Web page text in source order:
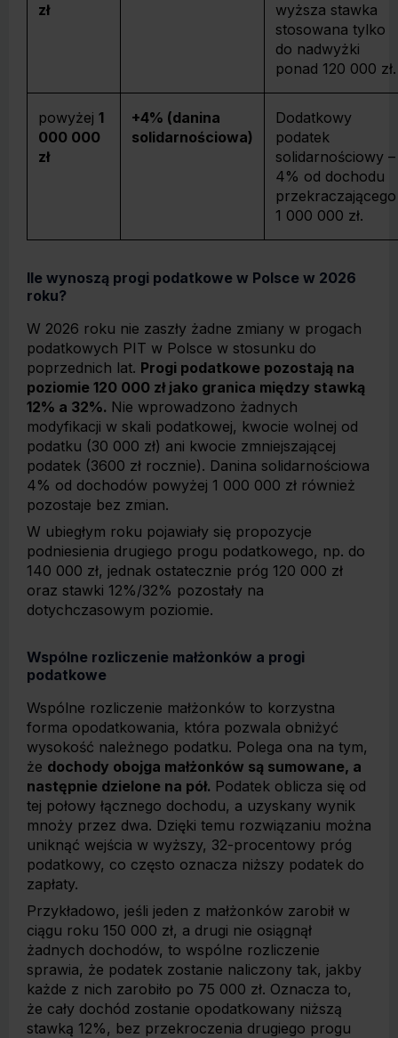
zł
wyższa stawka
stosowana tylko
do nadwyżki
ponad 120 000 zł.
powyżej 1
000 000
zł
+4% (danina
solidarnościowa)
Dodatkowy
podatek
solidarnościowy –
4% od dochodu
przekraczającego
1 000 000 zł.
Ile wynoszą progi podatkowe w Polsce w 2026
roku?
W 2026 roku nie zaszły żadne zmiany w progach
podatkowych PIT w Polsce w stosunku do
poprzednich lat. Progi podatkowe pozostają na
poziomie 120 000 zł jako granica między stawką
12% a 32%. Nie wprowadzono żadnych
modyfikacji w skali podatkowej, kwocie wolnej od
podatku (30 000 zł) ani kwocie zmniejszającej
podatek (3600 zł rocznie). Danina solidarnościowa
4% od dochodów powyżej 1 000 000 zł również
pozostaje bez zmian.
W ubiegłym roku pojawiały się propozycje
podniesienia drugiego progu podatkowego, np. do
140 000 zł, jednak ostatecznie próg 120 000 zł
oraz stawki 12%/32% pozostały na
dotychczasowym poziomie.
Wspólne rozliczenie małżonków a progi
podatkowe
Wspólne rozliczenie małżonków to korzystna
forma opodatkowania, która pozwala obniżyć
wysokość należnego podatku. Polega ona na tym,
że dochody obojga małżonków są sumowane, a
następnie dzielone na pół. Podatek oblicza się od
tej połowy łącznego dochodu, a uzyskany wynik
mnoży przez dwa. Dzięki temu rozwiązaniu można
uniknąć wejścia w wyższy, 32-procentowy próg
podatkowy, co często oznacza niższy podatek do
zapłaty.
Przykładowo, jeśli jeden z małżonków zarobił w
ciągu roku 150 000 zł, a drugi nie osiągnął
żadnych dochodów, to wspólne rozliczenie
sprawia, że podatek zostanie naliczony tak, jakby
każde z nich zarobiło po 75 000 zł. Oznacza to,
że cały dochód zostanie opodatkowany niższą
stawką 12%, bez przekroczenia drugiego progu